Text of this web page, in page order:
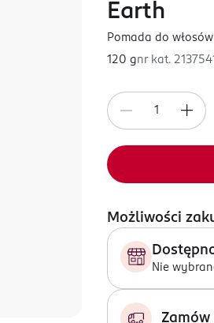
Earth
Pomada do włosów
120 gnr kat. 2137541
Możliwości
Nie
Zamów